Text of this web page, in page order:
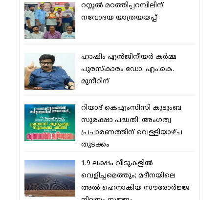
റസ്സല്‍ മഠത്തിപ്പറമ്പിലിന്
നവോദയ യാത്രയയപ്പ്
ഹാഷിം എന്‍ജിനീയര്‍ കര്‍മ്മ
പുരസ്‌കാരം ഡോ. എം.കെ.
മുനീറിന്
റിയാദ് കെഎംസിസി കുടുംബ
സുരക്ഷാ പദ്ധതി: അംഗത്വ
പ്രചാരണത്തിന് വെള്ളിയാഴ്ച
തുടക്കം
1.9 ലക്ഷം വീടുകളില്‍
വെളിച്ചമെത്തും; മദീനയിലെ
അല്‍ ഹെനാകിയ സൗരോര്‍ജ്ജ